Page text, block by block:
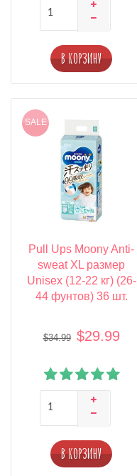
В КОРЗИНУ
SALE
Pull Ups Moony Anti-
sweat XL размер
Unisex (12-22 кг) (26-
44 фунтов) 36 шт.
$34.99 $29.99
В КОРЗИНУ